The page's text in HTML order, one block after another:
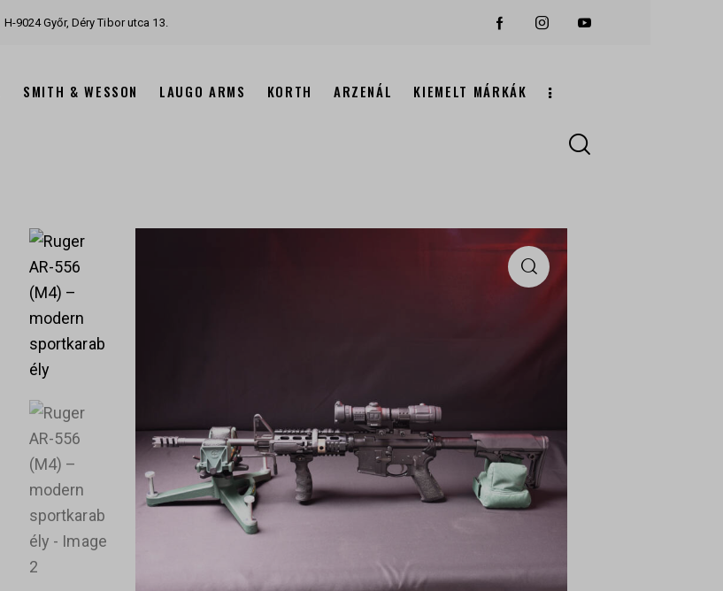
H-9024 Győr, Déry Tibor utca 13.
SMITH & WESSON LAUGO ARMS KORTH ARZENÁL KIEMELT MÁRKÁK